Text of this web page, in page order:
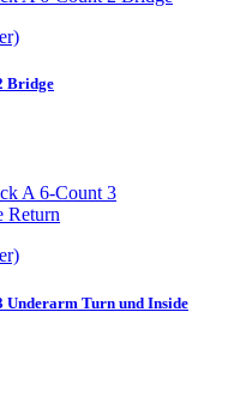
Bridge
Underarm Turn und Inside